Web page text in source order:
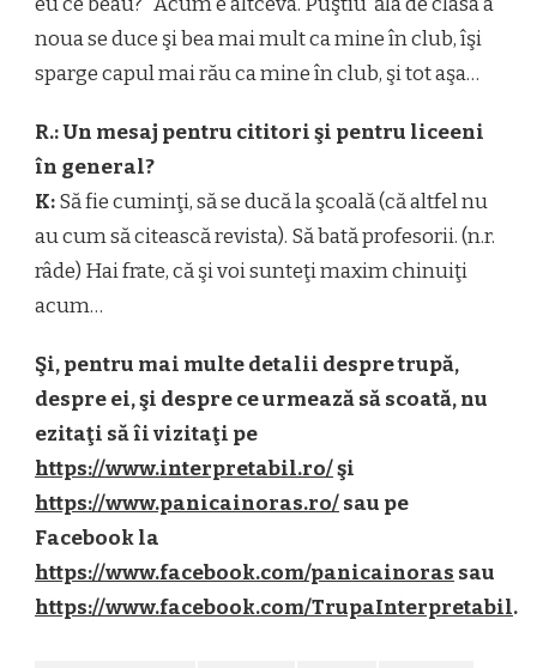
noua se duce şi bea mai mult ca mine în club, îşi
sparge capul mai rău ca mine în club, şi tot aşa…
R.: Un mesaj pentru cititori şi pentru liceeni
în general?
K:Să fie cuminţi, să se ducă la şcoală (că altfel nu
au cum să citească revista). Să bată profesorii. (n.r.
râde) Hai frate, că şi voi sunteţi maxim chinuiţi
acum…
Şi, pentru mai multe detalii despre trupă,
despre ei, şi despre ce urmează să scoată, nu
ezitaţi să îi vizitaţi pe
https://www.interpretabil.ro/şi
https://www.panicainoras.ro/sau pe
Facebook la
https://www.facebook.com/panicainoras sau
https://www.facebook.com/TrupaInterpretabil.